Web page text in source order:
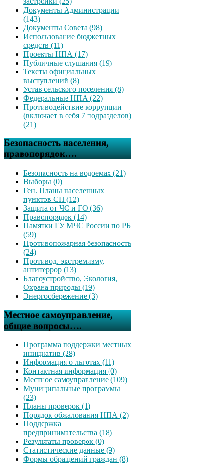
Документы Администрации
(143)
Документы Совета (98)
Использование бюджетных
средств (11)
Проекты НПА (17)
Публичные слушания (19)
Тексты официальных
выступлений (8)
Устав сельского поселения (8)
Федеральные НПА (22)
Противодействие коррупции
(включает в себя 7 подразделов)
(21)
Безопасность населения,
правопорядок….
Безопасность на водоемах (21)
Выборы (0)
Ген. Планы населенных
пунктов СП (12)
Защита от ЧС и ГО (36)
Правопорядок (14)
Памятки ГУ МЧС России по РБ
(59)
Противопожарная безопасность
(24)
Противод. экстремизму,
антитеррор (13)
Благоустройство, Экология,
Охрана природы (19)
Энергосбережение (3)
Местное самоуправление,
общие вопросы….
Программа поддержки местных
инициатив (28)
Информация о льготах (11)
Контактная информация (0)
Местное самоуправление (109)
Муниципальные программы
(23)
Планы проверок (1)
Порядок обжалования НПА (2)
Поддержка
предпринимательства (18)
Результаты проверок (0)
Статистические данные (9)
Формы обращений граждан (8)